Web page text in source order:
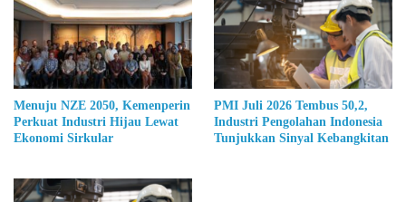
Menuju NZE 2050, Kemenperin
Perkuat Industri Hijau Lewat
Ekonomi Sirkular
PMI Juli 2026 Tembus 50,2,
Industri Pengolahan Indonesia
Tunjukkan Sinyal Kebangkitan